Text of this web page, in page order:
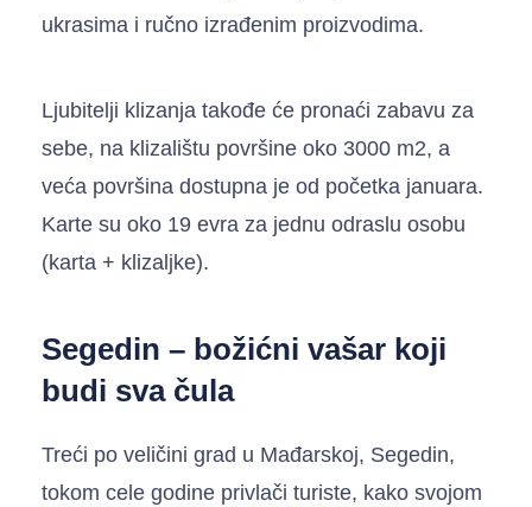
ukrasima i ručno izrađenim proizvodima.
Ljubitelji klizanja takođe će pronaći zabavu za
sebe, na klizalištu površine oko 3000 m2, a
veća površina dostupna je od početka januara.
Karte su oko 19 evra za jednu odraslu osobu
(karta + klizaljke).
Segedin – božićni vašar koji
budi sva čula
Treći po veličini grad u Mađarskoj, Segedin,
tokom cele godine privlači turiste, kako svojom